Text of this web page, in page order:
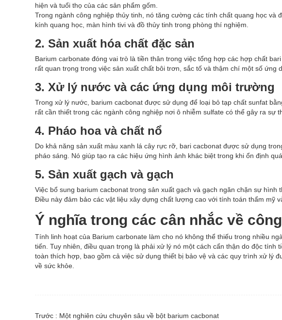
hiện và tuổi thọ của các sản phẩm gốm.
Trong ngành công nghiệp thủy tinh, nó tăng cường các tính chất quang học và
kính quang học, màn hình tivi và đồ thủy tinh trong phòng thí nghiệm.
2. Sản xuất hóa chất đặc sản
Barium carbonate đóng vai trò là tiền thân trong việc tổng hợp các hợp chất
rất quan trọng trong việc sản xuất chất bôi trơn, sắc tố và thậm chí một số ứng
3. Xử lý nước và các ứng dụng môi trường
Trong xử lý nước, barium cacbonat được sử dụng để loại bỏ tạp chất sunfat
rất cần thiết trong các ngành công nghiệp nơi ô nhiễm sulfate có thể gây ra sự
4. Pháo hoa và chất nổ
Do khả năng sản xuất màu xanh lá cây rực rỡ, bari cacbonat được sử dụng
pháo sáng. Nó giúp tạo ra các hiệu ứng hình ảnh khác biệt trong khi ổn định
5. Sản xuất gạch và gạch
Việc bổ sung barium cacbonat trong sản xuất gạch và gạch ngăn chặn sự
Điều này đảm bảo các vật liệu xây dựng chất lượng cao với tính toán thẩm mỹ
Ý nghĩa trong các cân nhắc về
Tính linh hoạt của Barium carbonate làm cho nó không thể thiếu trong nhiều
tiến. Tuy nhiên, điều quan trọng là phải xử lý nó một cách cẩn thận do độc tính
toàn thích hợp, bao gồm cả việc sử dụng thiết bị bảo vệ và các quy trình xử lý
về sức khỏe.
Trước : Một nghiên cứu chuyên sâu về bột barium cacbonat